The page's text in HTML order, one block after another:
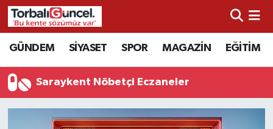
GÜNDEM SİYASET SPOR MAGAZİN EĞİTİM
Saraykent Nöbetçi Eczaneler
İzmir Nöbetçi Eczaneler
İzmir Hava Durumu
İzmir Namaz Vakitleri